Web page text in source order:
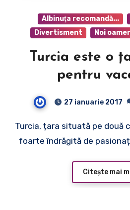
Albinuţa recomandă...
Divertisment
Noi
Turcia este o
pentru
27 ianuarie 2017
Turcia, țara situată pe două continente este încă
foarte îndrăgită de
Citește mai